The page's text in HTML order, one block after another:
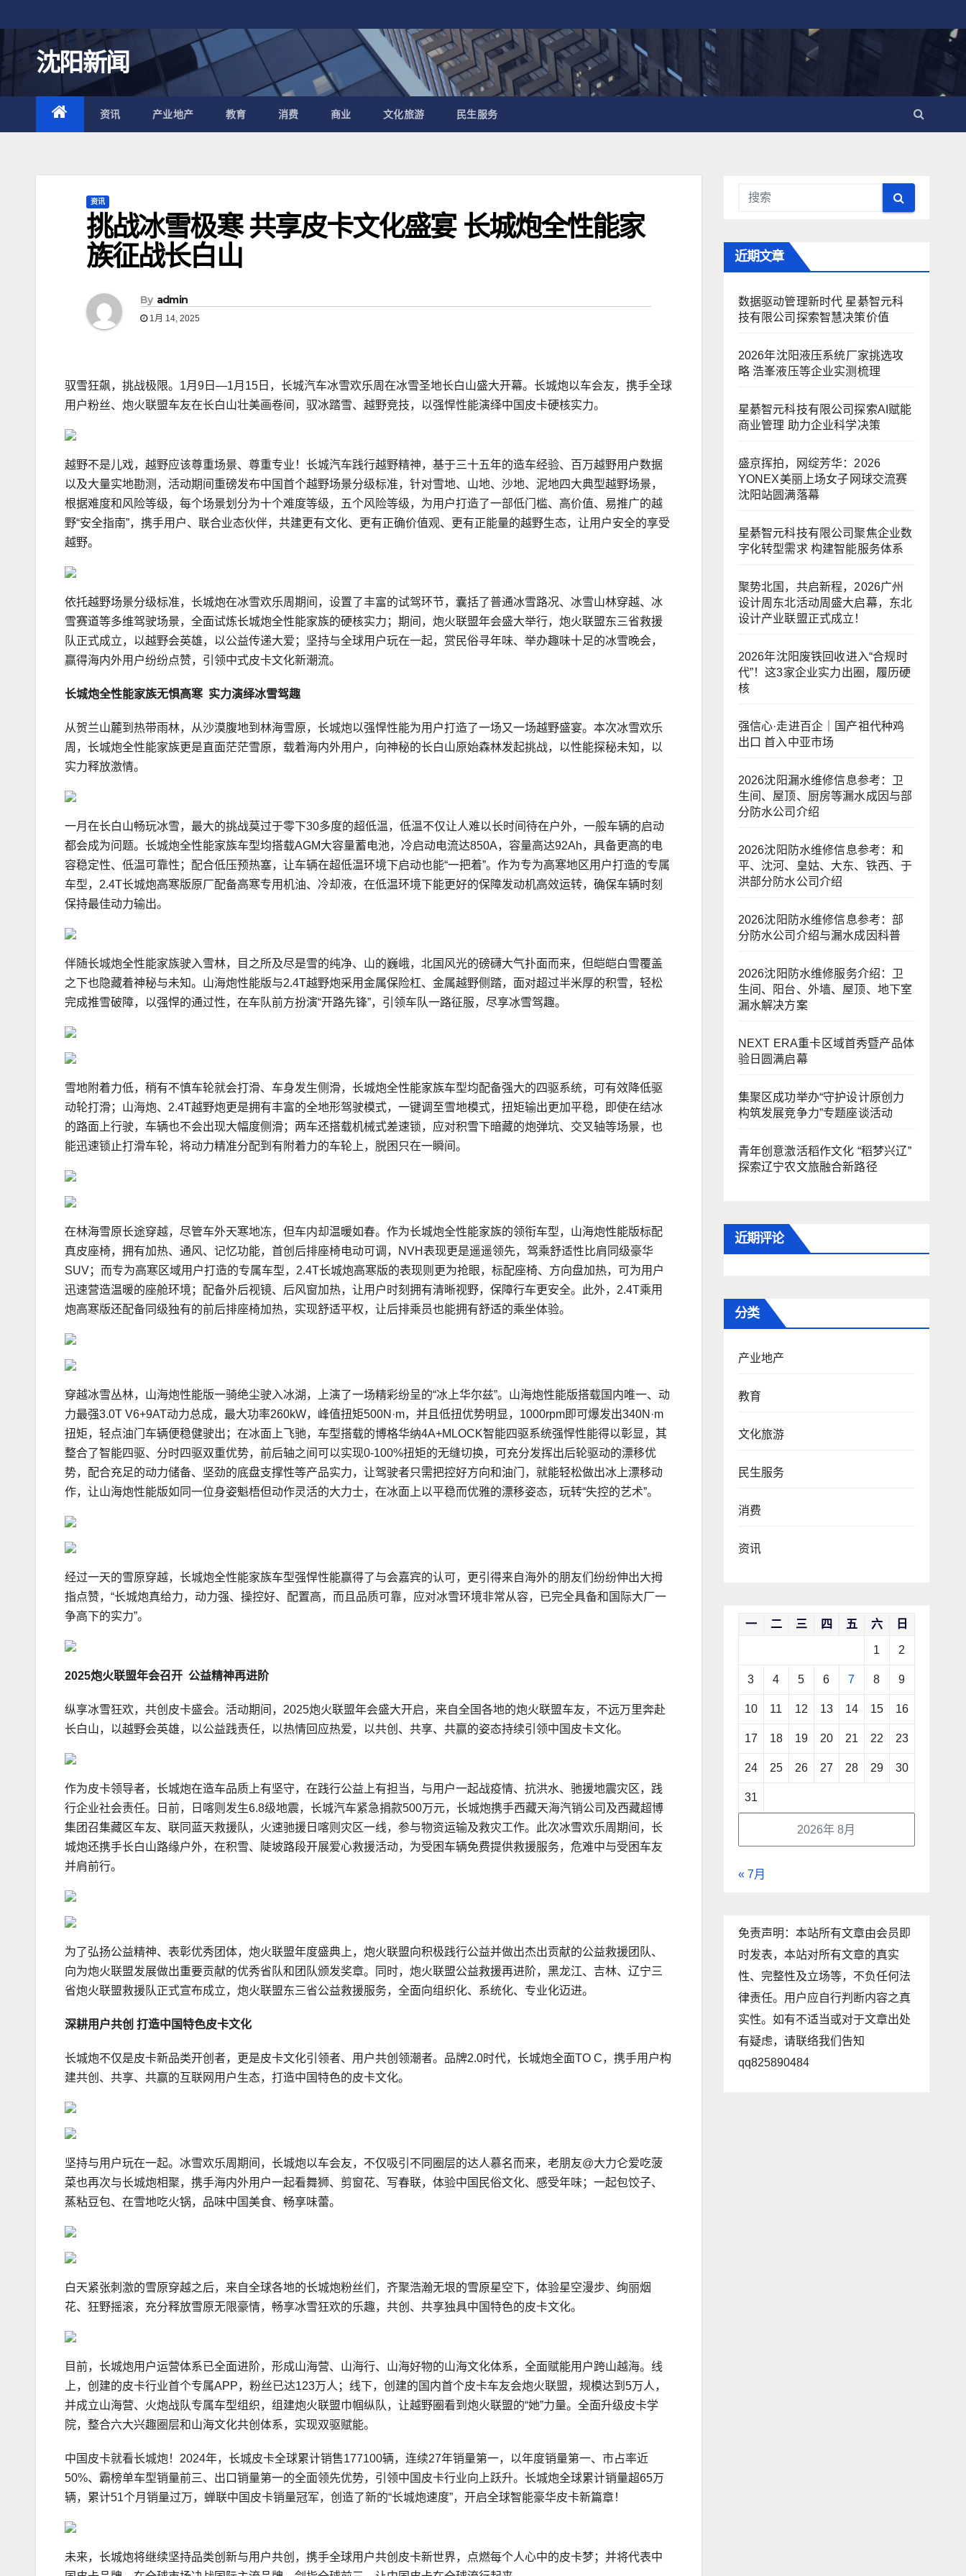
至
内
容
沈阳新闻
资讯 产业地产 教育 消费 商业 文化旅游 民生服务
资讯
挑战冰雪极寒 共享皮卡文化盛宴 长城炮全性能家
族征战长白山
By admin
1月 14, 2025
驭雪狂飙，挑战极限。1月9日—1月15日，长城汽车冰雪欢乐周在冰雪圣地长白山盛大开幕。长城炮以车会友，携手全球
用户粉丝、炮火联盟车友在长白山壮美画卷间，驭冰踏雪、越野竞技，以强悍性能演绎中国皮卡硬核实力。
越野不是儿戏，越野应该尊重场景、尊重专业！长城汽车践行越野精神，基于三十五年的造车经验、百万越野用户数据
以及大量实地勘测，活动期间重磅发布中国首个越野场景分级标准，针对雪地、山地、沙地、泥地四大典型越野场景，
根据难度和风险等级，每个场景划分为十个难度等级，五个风险等级，为用户打造了一部低门槛、高价值、易推广的越
野“安全指南”，携手用户、联合业态伙伴，共建更有文化、更有正确价值观、更有正能量的越野生态，让用户安全的享受
越野。
依托越野场景分级标准，长城炮在冰雪欢乐周期间，设置了丰富的试驾环节，囊括了普通冰雪路况、冰雪山林穿越、冰
雪赛道等多维驾驶场景，全面试炼长城炮全性能家族的硬核实力；期间，炮火联盟年会盛大举行，炮火联盟东三省救援
队正式成立，以越野会英雄，以公益传递大爱；坚持与全球用户玩在一起，赏民俗寻年味、举办趣味十足的冰雪晚会，
赢得海内外用户纷纷点赞，引领中式皮卡文化新潮流。
长城炮全性能家族无惧高寒 实力演绎冰雪驾趣
从贺兰山麓到热带雨林，从沙漠腹地到林海雪原，长城炮以强悍性能为用户打造了一场又一场越野盛宴。本次冰雪欢乐
周，长城炮全性能家族更是直面茫茫雪原，载着海内外用户，向神秘的长白山原始森林发起挑战，以性能探秘未知，以
实力释放激情。
一月在长白山畅玩冰雪，最大的挑战莫过于零下30多度的超低温，低温不仅让人难以长时间待在户外，一般车辆的启动
都会成为问题。长城炮全性能家族车型均搭载AGM大容量蓄电池，冷启动电流达850A，容量高达92Ah，具备更高的电
容稳定性、低温可靠性；配合低压预热塞，让车辆在超低温环境下启动也能“一把着”。作为专为高寒地区用户打造的专属
车型，2.4T长城炮高寒版原厂配备高寒专用机油、冷却液，在低温环境下能更好的保障发动机高效运转，确保车辆时刻
保持最佳动力输出。
伴随长城炮全性能家族驶入雪林，目之所及尽是雪的纯净、山的巍峨，北国风光的磅礴大气扑面而来，但皑皑白雪覆盖
之下也隐藏着神秘与未知。山海炮性能版与2.4T越野炮采用金属保险杠、金属越野侧踏，面对超过半米厚的积雪，轻松
完成推雪破障，以强悍的通过性，在车队前方扮演“开路先锋”，引领车队一路征服，尽享冰雪驾趣。
雪地附着力低，稍有不慎车轮就会打滑、车身发生侧滑，长城炮全性能家族车型均配备强大的四驱系统，可有效降低驱
动轮打滑；山海炮、2.4T越野炮更是拥有丰富的全地形驾驶模式，一键调至雪地模式，扭矩输出更加平稳，即使在结冰
的路面上行驶，车辆也不会出现大幅度侧滑；两车还搭载机械式差速锁，应对积雪下暗藏的炮弹坑、交叉轴等场景，也
能迅速锁止打滑车轮，将动力精准分配到有附着力的车轮上，脱困只在一瞬间。
在林海雪原长途穿越，尽管车外天寒地冻，但车内却温暖如春。作为长城炮全性能家族的领衔车型，山海炮性能版标配
真皮座椅，拥有加热、通风、记忆功能，首创后排座椅电动可调，NVH表现更是遥遥领先，驾乘舒适性比肩同级豪华
SUV；而专为高寒区域用户打造的专属车型，2.4T长城炮高寒版的表现则更为抢眼，标配座椅、方向盘加热，可为用户
迅速营造温暖的座舱环境；配备外后视镜、后风窗加热，让用户时刻拥有清晰视野，保障行车更安全。此外，2.4T乘用
炮高寒版还配备同级独有的前后排座椅加热，实现舒适平权，让后排乘员也能拥有舒适的乘坐体验。
穿越冰雪丛林，山海炮性能版一骑绝尘驶入冰湖，上演了一场精彩纷呈的“冰上华尔兹”。山海炮性能版搭载国内唯一、动
力最强3.0T V6+9AT动力总成，最大功率260kW，峰值扭矩500N·m，并且低扭优势明显，1000rpm即可爆发出340N·m
扭矩，轻点油门车辆便稳健驶出；在冰面上飞驰，车型搭载的博格华纳4A+MLOCK智能四驱系统强悍性能得以彰显，其
整合了智能四驱、分时四驱双重优势，前后轴之间可以实现0-100%扭矩的无缝切换，可充分发挥出后轮驱动的漂移优
势，配合充足的动力储备、坚劲的底盘支撑性等产品实力，让驾驶者只需把控好方向和油门，就能轻松做出冰上漂移动
作，让山海炮性能版如同一位身姿魁梧但动作灵活的大力士，在冰面上以平稳而优雅的漂移姿态，玩转“失控的艺术”。
经过一天的雪原穿越，长城炮全性能家族车型强悍性能赢得了与会嘉宾的认可，更引得来自海外的朋友们纷纷伸出大拇
指点赞，“长城炮真给力，动力强、操控好、配置高，而且品质可靠，应对冰雪环境非常从容，已完全具备和国际大厂一
争高下的实力”。
2025炮火联盟年会召开 公益精神再进阶
纵享冰雪狂欢，共创皮卡盛会。活动期间，2025炮火联盟年会盛大开启，来自全国各地的炮火联盟车友，不远万里奔赴
长白山，以越野会英雄，以公益践责任，以热情回应热爱，以共创、共享、共赢的姿态持续引领中国皮卡文化。
作为皮卡领导者，长城炮在造车品质上有坚守，在践行公益上有担当，与用户一起战疫情、抗洪水、驰援地震灾区，践
行企业社会责任。日前，日喀则发生6.8级地震，长城汽车紧急捐款500万元，长城炮携手西藏天海汽销公司及西藏超博
集团召集藏区车友、联同蓝天救援队，火速驰援日喀则灾区一线，参与物资运输及救灾工作。此次冰雪欢乐周期间，长
城炮还携手长白山路缘户外，在积雪、陡坡路段开展爱心救援活动，为受困车辆免费提供救援服务，危难中与受困车友
并肩前行。
为了弘扬公益精神、表彰优秀团体，炮火联盟年度盛典上，炮火联盟向积极践行公益并做出杰出贡献的公益救援团队、
向为炮火联盟发展做出重要贡献的优秀省队和团队颁发奖章。同时，炮火联盟公益救援再进阶，黑龙江、吉林、辽宁三
省炮火联盟救援队正式宣布成立，炮火联盟东三省公益救援服务，全面向组织化、系统化、专业化迈进。
深耕用户共创 打造中国特色皮卡文化
长城炮不仅是皮卡新品类开创者，更是皮卡文化引领者、用户共创领潮者。品牌2.0时代，长城炮全面TO C，携手用户构
建共创、共享、共赢的互联网用户生态，打造中国特色的皮卡文化。
坚持与用户玩在一起。冰雪欢乐周期间，长城炮以车会友，不仅吸引不同圈层的达人慕名而来，老朋友@大力仑爱吃菠
菜也再次与长城炮相聚，携手海内外用户一起看舞狮、剪窗花、写春联，体验中国民俗文化、感受年味；一起包饺子、
蒸粘豆包、在雪地吃火锅，品味中国美食、畅享味蕾。
白天紧张刺激的雪原穿越之后，来自全球各地的长城炮粉丝们，齐聚浩瀚无垠的雪原星空下，体验星空漫步、绚丽烟
花、狂野摇滚，充分释放雪原无限豪情，畅享冰雪狂欢的乐趣，共创、共享独具中国特色的皮卡文化。
目前，长城炮用户运营体系已全面进阶，形成山海营、山海行、山海好物的山海文化体系，全面赋能用户跨山越海。线
上，创建的皮卡行业首个专属APP，粉丝已达123万人；线下，创建的国内首个皮卡车友会炮火联盟，规模达到5万人，
并成立山海营、火炮战队专属车型组织，组建炮火联盟巾帼纵队，让越野圈看到炮火联盟的“她”力量。全面升级皮卡学
院，整合六大兴趣圈层和山海文化共创体系，实现双驱赋能。
中国皮卡就看长城炮！2024年，长城皮卡全球累计销售177100辆，连续27年销量第一，以年度销量第一、市占率近
50%、霸榜单车型销量前三、出口销量第一的全面领先优势，引领中国皮卡行业向上跃升。长城炮全球累计销量超65万
辆，累计51个月销量过万，蝉联中国皮卡销量冠军，创造了新的“长城炮速度”，开启全球智能豪华皮卡新篇章！
未来，长城炮将继续坚持品类创新与用户共创，携手全球用户共创皮卡新世界，点燃每个人心中的皮卡梦；并将代表中
近期文章
数据驱动管理新时代 星綦智元科
技有限公司探索智慧决策价值
2026年沈阳液压系统厂家挑选攻
略 浩峯液压等企业实测梳理
星綦智元科技有限公司探索AI赋能
商业管理 助力企业科学决策
盛京挥拍，网绽芳华：2026
YONEX美丽上场女子网球交流赛
沈阳站圆满落幕
星綦智元科技有限公司聚焦企业数
字化转型需求 构建智能服务体系
聚势北国，共启新程，2026广州
设计周东北活动周盛大启幕，东北
设计产业联盟正式成立！
2026年沈阳废铁回收进入“合规时
代”！这3家企业实力出圈，履历硬
核
强信心·走进百企｜国产祖代种鸡
出口 首入中亚市场
2026沈阳漏水维修信息参考：卫
生间、屋顶、厨房等漏水成因与部
分防水公司介绍
2026沈阳防水维修信息参考：和
平、沈河、皇姑、大东、铁西、于
洪部分防水公司介绍
2026沈阳防水维修信息参考：部
分防水公司介绍与漏水成因科普
2026沈阳防水维修服务介绍：卫
生间、阳台、外墙、屋顶、地下室
漏水解决方案
NEXT ERA重卡区域首秀暨产品体
验日圆满启幕
集聚区成功举办“守护设计原创力
构筑发展竞争力”专题座谈活动
青年创意激活稻作文化 “稻梦兴辽”
探索辽宁农文旅融合新路径
近期评论
分类
产业地产
教育
文化旅游
民生服务
消费
资讯
2026年 8月
一 二 三 四 五 六 日
1 2
3 4 5 6 7 8 9
10 11 12 13 14 15 16
17 18 19 20 21 22 23
24 25 26 27 28 29 30
31
« 7月
免责声明：本站所有文章由会员即
时发表，本站对所有文章的真实
性、完整性及立场等，不负任何法
律责任。用户应自行判断内容之真
实性。如有不适当或对于文章出处
有疑虑，请联络我们告知
qq825890484